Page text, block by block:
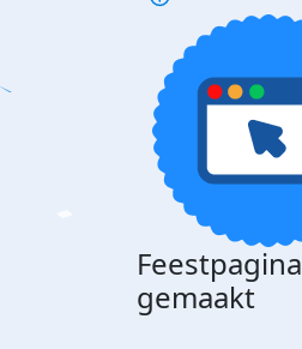
Feestpagina
gemaakt